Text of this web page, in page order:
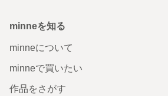
minneを知る
minneについて
minneで買いたい
作品をさがす